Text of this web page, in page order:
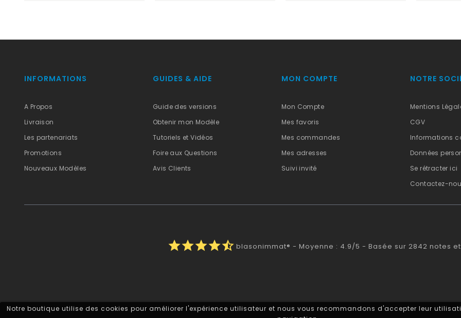
Notre boutique utilise des cookies pour améliorer l'expérience utilisateur et nous vous recommandons d'accepter leur
INFORMATIONS
A Propos
Livraison
Les partenariats
Promotions
Nouveaux Modèles
GUIDES & AIDE
Guide des versions
Obtenir mon Modèle
Tutoriels et Vidéos
Foire aux Questions
Avis Clients
MON COMPTE
Mon Compte
Mes favoris
Mes commandes
Mes adresses
Suivi invité
NOTRE
Mentions
CGV
Informations
Données
Se rétracter ici
Contactez-
starstarstarstarstar_half blasonimmat® - Moyenne : 4.9/5 - Basée sur 2842 notes et